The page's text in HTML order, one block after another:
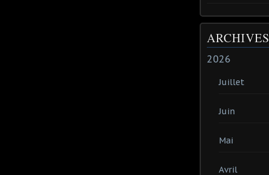
ARCHIVES
2026
Juillet
Juin
Mai
Avril